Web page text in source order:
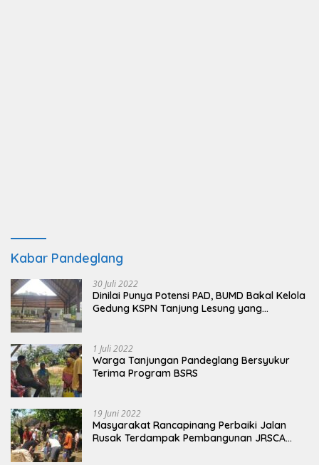
Kabar Pandeglang
30 Juli 2022
Dinilai Punya Potensi PAD, BUMD Bakal Kelola
Gedung KSPN Tanjung Lesung yang
1 Juli 2022
Warga Tanjungan Pandeglang Bersyukur
Terima Program BSRS
19 Juni 2022
Masyarakat Rancapinang Perbaiki Jalan
Rusak Terdampak Pembangunan JRSCA